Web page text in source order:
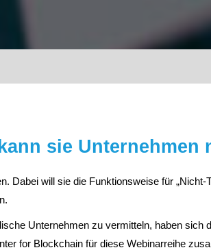
sie Unternehmen
Dabei will sie die Funktionsweise für „Nicht-
Unternehmen zu vermitteln, haben
for Blockchain für diese Webinarreihe